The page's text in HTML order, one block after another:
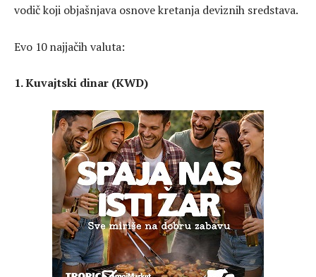
vodič koji objašnjava osnove kretanja deviznih sredstava.
Evo 10 najjačih valuta:
1. Kuvajtski dinar (KWD)